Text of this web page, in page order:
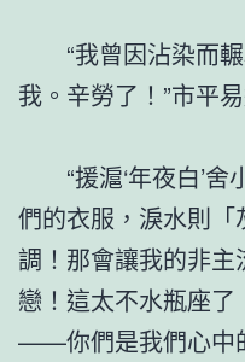
“我曾因沾染而輾
我。辛勞了！”市平
“援滬‘年夜白’舍
們的衣服，淚水則
調！那會讓我的非
戀！這太不水瓶座
——你們是我們心中